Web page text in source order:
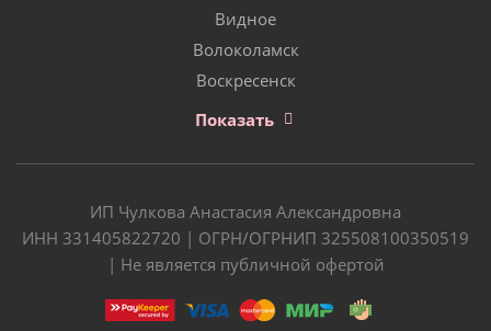
Видное
Волоколамск
Воскресенск
Показать
ИП Чулкова Анастасия Александровна
ИНН 331405822720 | ОГРН/ОГРНИП 325508100350519
| Не является публичной офертой